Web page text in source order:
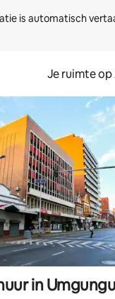
is automatisch
Je ruimte
in